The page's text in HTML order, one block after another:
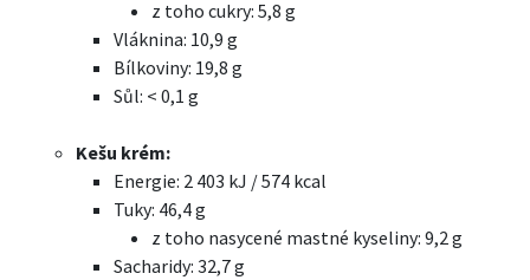
z toho cukry: 5,8 g
Vláknina: 10,9 g
Bílkoviny: 19,8 g
Sůl: < 0,1 g
Kešu krém:
Energie: 2 403 kJ / 574 kcal
Tuky: 46,4 g
z toho nasycené mastné kyseliny: 9,2 g
Sacharidy: 32,7 g